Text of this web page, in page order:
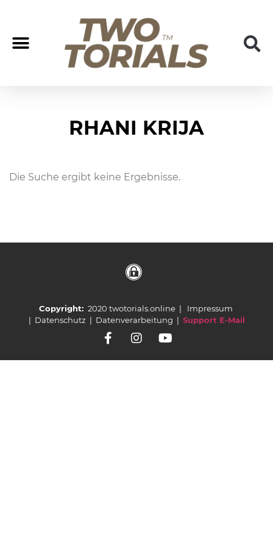
RHANI KRIJA
Die Suche ergibt keine Ergebnisse.
Copyright: 2020 twotorials.online | Impressum
| Datenschutz | Datenverarbeitung | Support E-Mail